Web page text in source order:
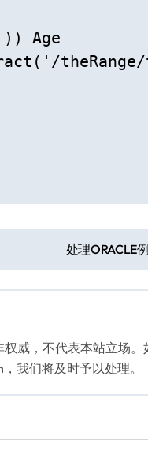
Age
theRange/
处理ORACLE
威，不代表本站立场。
我们将及时予以处理。